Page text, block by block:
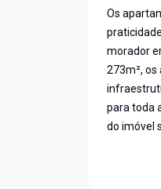
Os
morador
273m²,
para toda
do imóvel